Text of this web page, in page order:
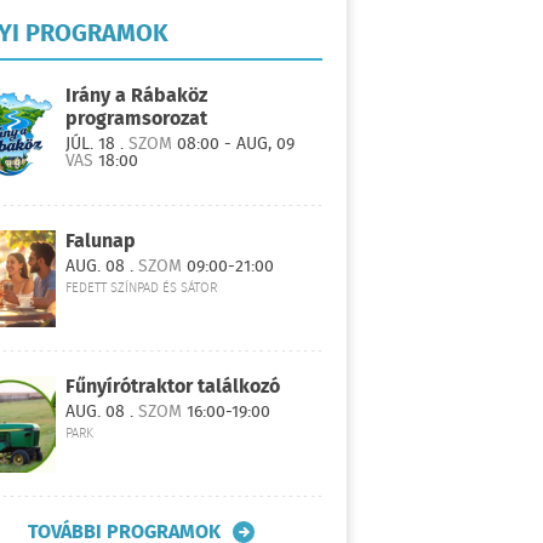
PROGRAMOK
Irány a Rábaköz
programsorozat
JÚL. 18 .SZOM 08:00 - AUG, 09
VAS 18:00
Falunap
AUG. 08 .SZOM 09:00-21:00
FEDETT SZÍNPAD ÉS SÁTOR
Fűnyírótraktor találkozó
AUG. 08 .SZOM 16:00-19:00
PARK
TOVÁBBI PROGRAMOK